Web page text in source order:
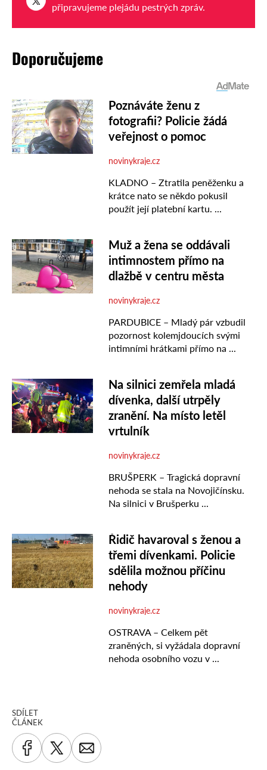
SDÍLET
ČLÁNEK
připravujeme plejádu pestrých zpráv.
Doporučujeme